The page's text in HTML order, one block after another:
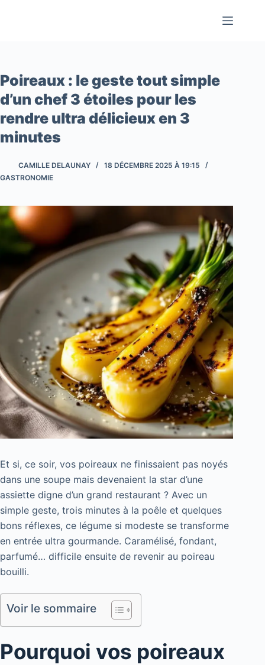
Poireaux : le geste tout simple
d’un chef 3 étoiles pour les
rendre ultra délicieux en 3
minutes
CAMILLE DELAUNAY
18 DÉCEMBRE 2025 À 19:15
GASTRONOMIE
Et si, ce soir, vos poireaux ne finissaient pas noyés
dans une soupe mais devenaient la star d’une
assiette digne d’un grand restaurant ? Avec un
simple geste, trois minutes à la poêle et quelques
bons réflexes, ce légume si modeste se transforme
en entrée ultra gourmande. Caramélisé, fondant,
parfumé… difficile ensuite de revenir au poireau
bouilli.
Voir le sommaire
Pourquoi vos poireaux